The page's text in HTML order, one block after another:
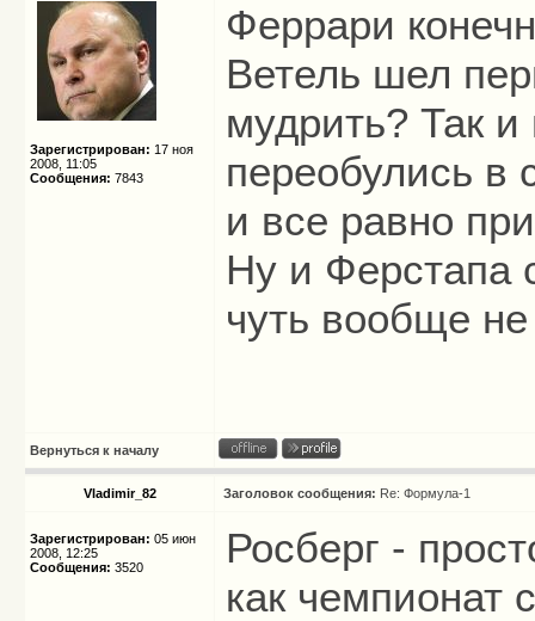
Зарегистрирован: 17 ноя
2008, 11:05
Сообщения: 7843
Феррари
Ветель шел
мудрить? Так
переобулись в
и все равно
Ну и Ферстапа
чуть вообще
Вернуться к началу
Vladimir_82 Заголовок сообщения: Re: Формула-1
Зарегистрирован: 05 июн
2008, 12:25
Сообщения: 3520
Росберг -
как чемпионат